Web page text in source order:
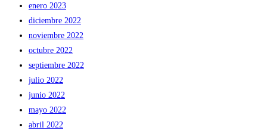
enero 2023
diciembre 2022
noviembre 2022
octubre 2022
septiembre 2022
julio 2022
junio 2022
mayo 2022
abril 2022